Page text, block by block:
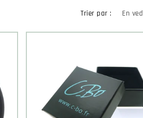
Trier par :